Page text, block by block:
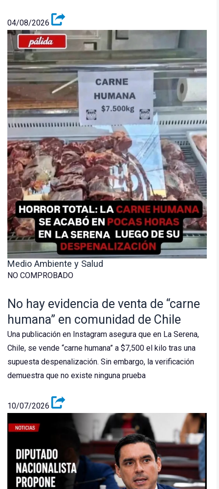
04/08/2026
Medio Ambiente y Salud
NO COMPROBADO
No hay evidencia de venta de “carne
humana” en comunidad de Chile
Una publicación en Instagram asegura que en La Serena,
Chile, se vende “carne humana” a $7,500 el kilo tras una
supuesta despenalización. Sin embargo, la verificación
demuestra que no existe ninguna prueba
10/07/2026